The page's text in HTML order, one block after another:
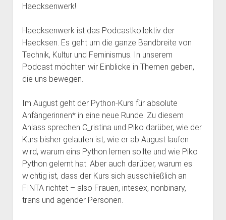
Haecksenwerk!
Haecksenwerk ist das Podcastkollektiv der
Haecksen. Es geht um die ganze Bandbreite von
Technik, Kultur und Feminismus. In unserem
Podcast möchten wir Einblicke in Themen geben,
die uns bewegen.
Im August geht der Python-Kurs für absolute
Anfängerinnen* in eine neue Runde. Zu diesem
Anlass sprechen C_ristina und Piko darüber, wie der
Kurs bisher gelaufen ist, wie er ab August laufen
wird, warum eins Python lernen sollte und wie Piko
Python gelernt hat. Aber auch darüber, warum es
wichtig ist, dass der Kurs sich ausschließlich an
FINTA richtet – also Frauen, intesex, nonbinary,
trans und agender Personen.